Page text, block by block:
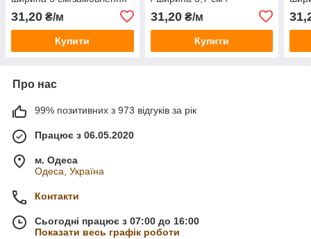
31,20 ₴/м
Купити
31,20₴/м
Купити
Про нас
99% позитивних з 973 відгуків за рік
Працює з 06.05.2020
м. Одеса
Одеса, Україна
Контакти
Сьогодні працює з 07:00 до 16:00
Показати весь графік роботи